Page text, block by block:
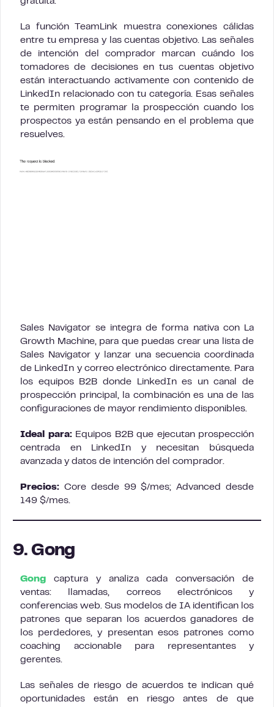
La función TeamLink muestra conexiones cálidas
entre tu empresa y las cuentas objetivo. Las señales
de intención del comprador marcan cuándo los
tomadores de decisiones en tus cuentas objetivo
están interactuando activamente con contenido de
LinkedIn relacionado con tu categoría. Esas señales
te permiten programar la prospección cuando los
prospectos ya están pensando en el problema que
resuelves.
Sales Navigator se integra de forma nativa con La
Growth Machine, para que puedas crear una lista de
Sales Navigator y lanzar una secuencia coordinada
de LinkedIn y correo electrónico directamente. Para
los equipos B2B donde LinkedIn es un canal de
prospección principal, la combinación es una de las
configuraciones de mayor rendimiento disponibles.
Ideal para:Equipos B2B que ejecutan prospección
centrada en LinkedIn y necesitan búsqueda
avanzada y datos de intención del comprador.
Precios: Core desde 99 $/mes; Advanced desde
149 $/mes.
9. Gong
Gong captura y analiza cada conversación de
ventas: llamadas, correos electrónicos y
conferencias web. Sus modelos de IA identifican los
patrones que separan los acuerdos ganadores de
los perdedores, y presentan esos patrones como
coaching accionable para representantes y
gerentes.
Las señales de riesgo de acuerdos te indican qué
oportunidades están en riesgo antes de que